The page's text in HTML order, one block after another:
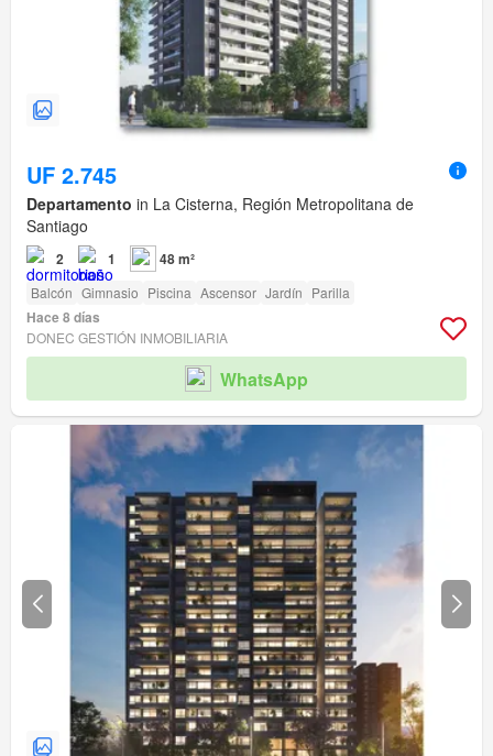
UF 2.745
Departamento in La Cisterna, Región Metropolitana de
Santiago
2 1 48 m²
Balcón Gimnasio Piscina Ascensor Jardín Parilla
Hace 8 días
DONEC GESTIÓN INMOBILIARIA
WhatsApp